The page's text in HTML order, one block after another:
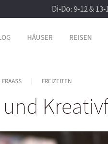
Di-Do: 9-12 &
HÄUSER REISEN
FREIZEITEN